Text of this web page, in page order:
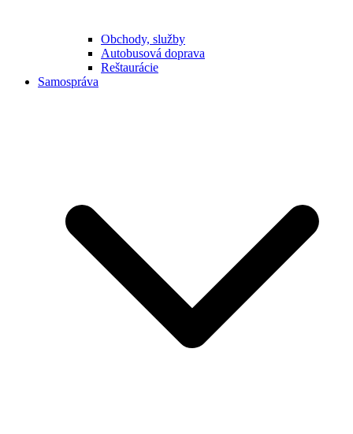
Obchody, služby
Autobusová doprava
Reštaurácie
Samospráva